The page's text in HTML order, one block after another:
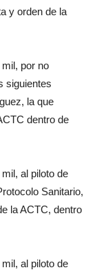
y orden de la
por no
siguientes
la que
dentro de
al piloto de
Sanitario,
la ACTC, dentro
al piloto de